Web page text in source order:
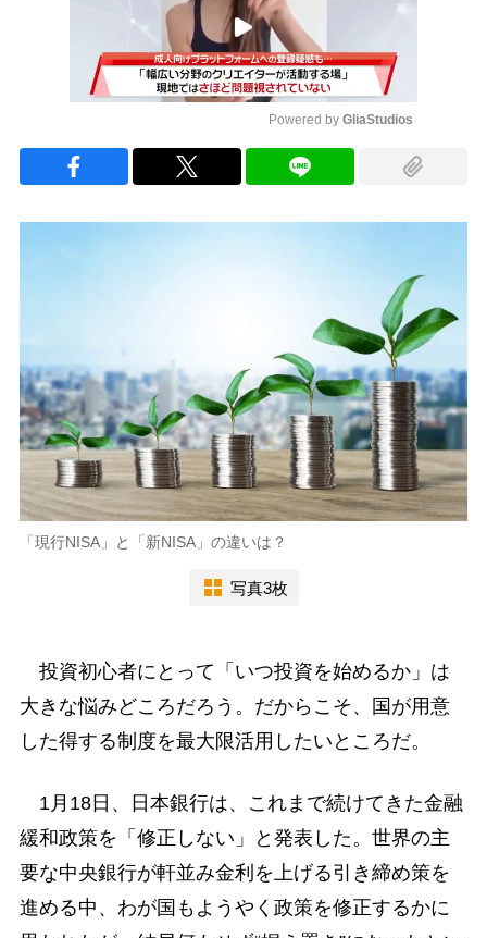
Powered by GliaStudios
「現行NISA」と「新NISA」の違いは？
写真3枚
投資初心者にとって「いつ投資を始めるか」は
大きな悩みどころだろう。だからこそ、国が用意
した得する制度を最大限活用したいところだ。
1月18日、日本銀行は、これまで続けてきた金融
緩和政策を「修正しない」と発表した。世界の主
要な中央銀行が軒並み金利を上げる引き締め策を
進める中、わが国もようやく政策を修正するかに